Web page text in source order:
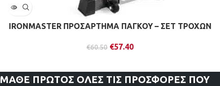
IRONMASTER ΠΡΟΣΑΡΤΗΜΑ ΠΑΓΚΟΥ – ΣΕΤ ΤΡΟΧΩΝ
€60.50 €57.40
ΜΑΘΕ ΠΡΩΤΟΣ ΟΛΕΣ ΤΙΣ ΠΡΟΣΦΟΡΕΣ ΠΟΥ